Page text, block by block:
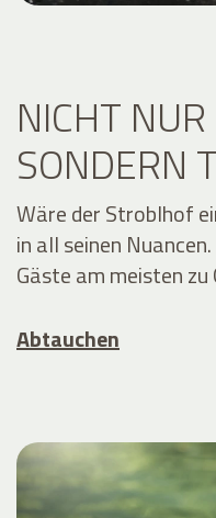
NICHT
SONDERN
Wäre der Stroblhof
in all seinen
Gäste am meisten
Abtauchen